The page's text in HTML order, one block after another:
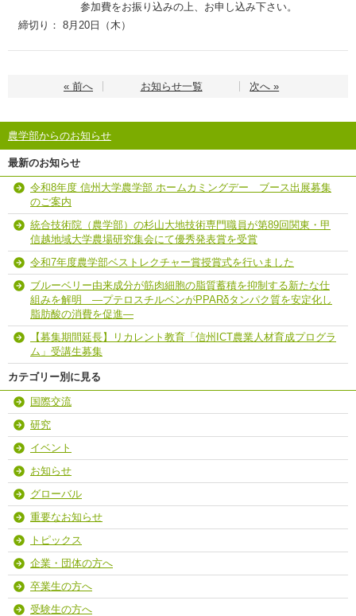
参加費をお振り込みの上、お申し込み下さい。
締切り： 8月20日（木）
« 前へ お知らせ一覧 次へ »
農学部からのお知らせ
最新のお知らせ
令和8年度 信州大学農学部 ホームカミングデー ブース出展募集
のご案内
統合技術院（農学部）の杉山大地技術専門職員が第89回関東・甲
信越地域大学農場研究集会にて優秀発表賞を受賞
令和7年度農学部ベストレクチャー賞授賞式を行いました
ブルーベリー由来成分が筋肉細胞の脂質蓄積を抑制する新たな仕
組みを解明 ―プテロスチルベンがPPARδタンパク質を安定化し
脂肪酸の消費を促進―
【募集期間延長】リカレント教育「信州ICT農業人材育成プログラ
ム」受講生募集
カテゴリー別に見る
国際交流
研究
イベント
お知らせ
グローバル
重要なお知らせ
トピックス
企業・団体の方へ
卒業生の方へ
受験生の方へ